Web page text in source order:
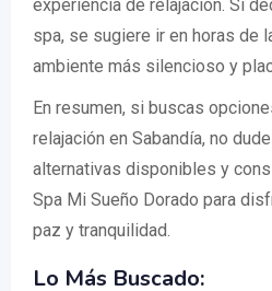
experiencia de relajación. Si
spa, se sugiere ir en horas de
ambiente más silencioso y
En resumen, si buscas
relajación en Sabandía, no
alternativas disponibles y
Spa Mi Sueño Dorado para
paz y tranquilidad.
Lo Más Buscado: